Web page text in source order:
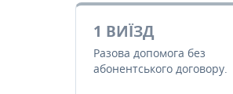
1 ВИЇЗД
Разова допомога без
абонентського договору.